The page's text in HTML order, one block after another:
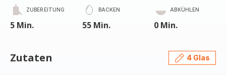
ZUBEREITUNG
5 Min.
BACKEN
55 Min.
ABKÜHLEN
0 Min.
Zutaten 4 Glas